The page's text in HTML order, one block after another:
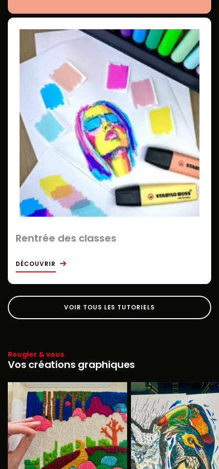
Rentrée des classes
DÉCOUVRIR
VOIR TOUS LES TUTORIELS
Rougier & vous
Vos créations graphiques